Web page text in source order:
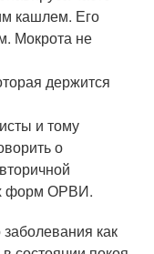
кашлем. Его
Мокрота не
держится
и тому
о
форм ОРВИ.
как